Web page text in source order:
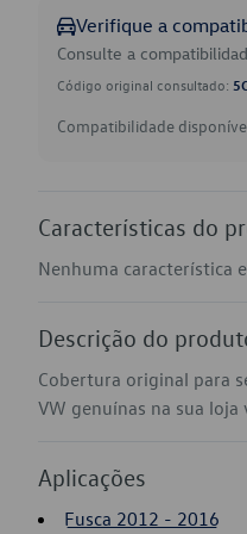
Verifique a
Consulte a
Código original consultado:
Compatibilidade
Características do
Nenhuma característica
Descrição do
Cobertura original para
VW genuínas na sua
Aplicações
Fusca 2012 - 2016